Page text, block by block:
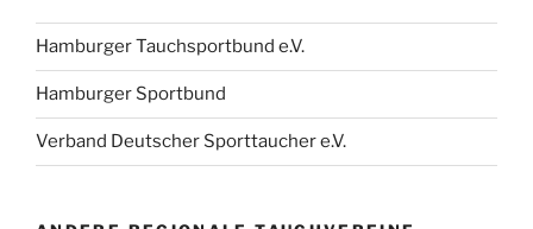
Hamburger Tauchsportbund e.V.
Hamburger Sportbund
Verband Deutscher Sporttaucher e.V.